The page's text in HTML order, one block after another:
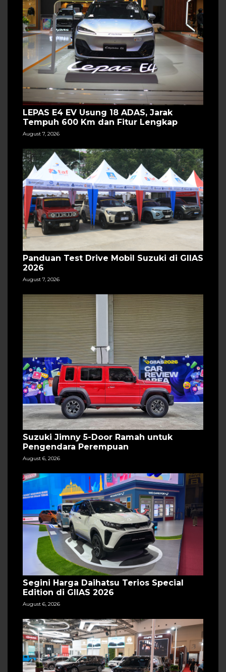
LEPAS E4 EV Usung 18 ADAS, Jarak
Tempuh 600 Km dan Fitur Lengkap
August 7, 2026
Panduan Test Drive Mobil Suzuki di GIIAS
2026
August 7, 2026
Suzuki Jimny 5-Door Ramah untuk
Pengendara Perempuan
August 6, 2026
Segini Harga Daihatsu Terios Special
Edition di GIIAS 2026
August 6, 2026